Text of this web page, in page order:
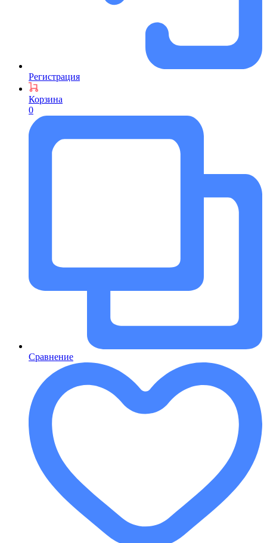
Регистрация
Корзина
0
Сравнение